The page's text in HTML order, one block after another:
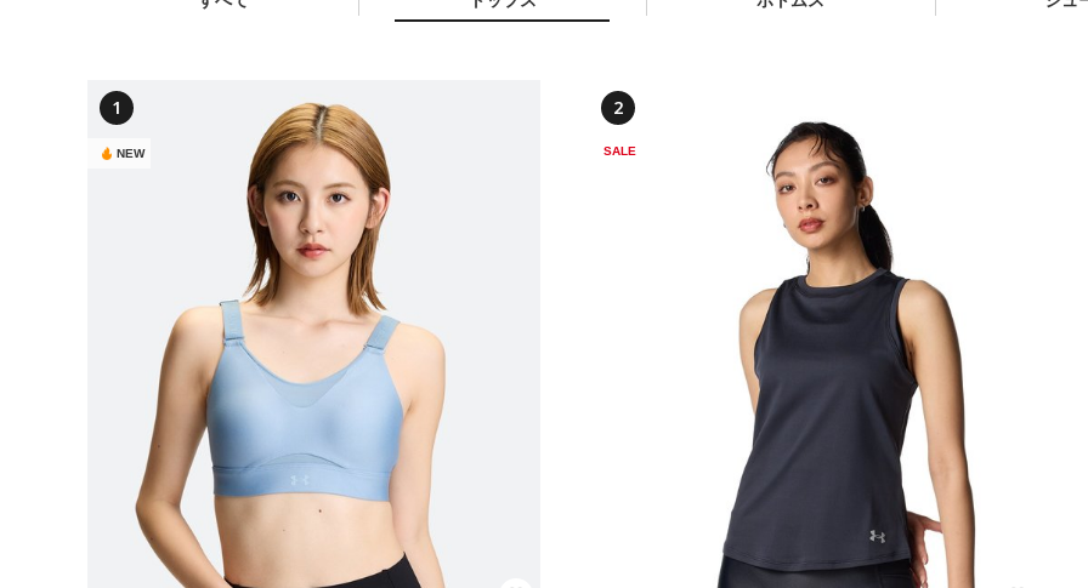
1
NEW
2
SALE